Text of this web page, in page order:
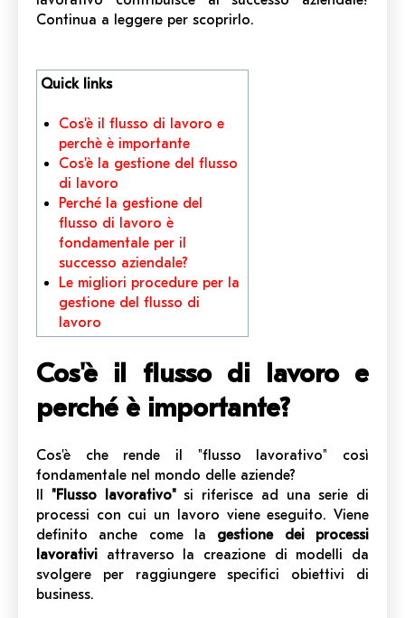
Continua a leggere per scoprirlo.
Quick links
Cos'è il flusso di lavoro e
perchè è importante
Cos'è la gestione del flusso
di lavoro
Perché la gestione del
flusso di lavoro è
fondamentale per il
successo aziendale?
Le migliori procedure per la
gestione del flusso di
lavoro
Cos'è il flusso di lavoro e
perché è importante?
Cos'è che rende il "flusso lavorativo" così
fondamentale nel mondo delle aziende?
"Flusso lavorativo"si riferisce ad una serie di
processi con cui un lavoro viene eseguito. Viene
definito anche come la gestione dei processi
lavorativi attraverso la creazione di modelli da
svolgere per raggiungere specifici obiettivi di
business.